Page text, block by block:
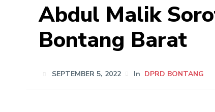
Abdul Malik
Bontang Barat
SEPTEMBER 5, 2022 In DPRD BONTANG